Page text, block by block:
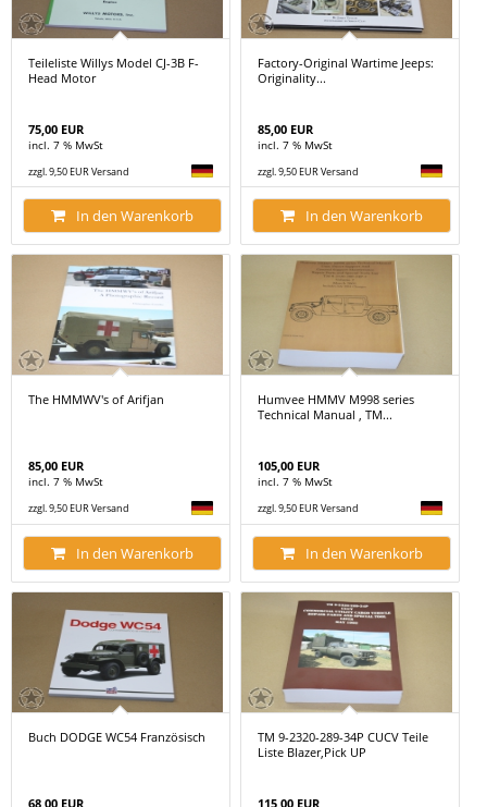
Teileliste Willys Model CJ-3B F-
Head Motor
75,00 EUR
incl. 7 % MwSt
zzgl. 9,50 EUR Versand
In den Warenkorb
Factory-Original Wartime Jeeps:
Originality...
85,00 EUR
incl. 7 % MwSt
zzgl. 9,50 EUR Versand
In den Warenkorb
The HMMWV's of Arifjan
85,00 EUR
incl. 7 % MwSt
zzgl. 9,50 EUR Versand
In den Warenkorb
Humvee HMMV M998 series
Technical Manual , TM...
105,00 EUR
incl. 7 % MwSt
zzgl. 9,50 EUR Versand
In den Warenkorb
Buch DODGE WC54 Französisch
68,00 EUR
TM 9-2320-289-34P CUCV Teile
Liste Blazer,Pick UP
115,00 EUR